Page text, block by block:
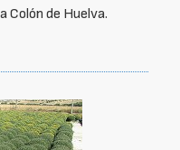
Colón de Huelva.